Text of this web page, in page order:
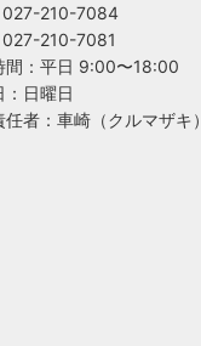
027-210-7084
027-210-7081
間：平日 9:00〜18:00
：日曜日
任者：車崎（クルマザキ）